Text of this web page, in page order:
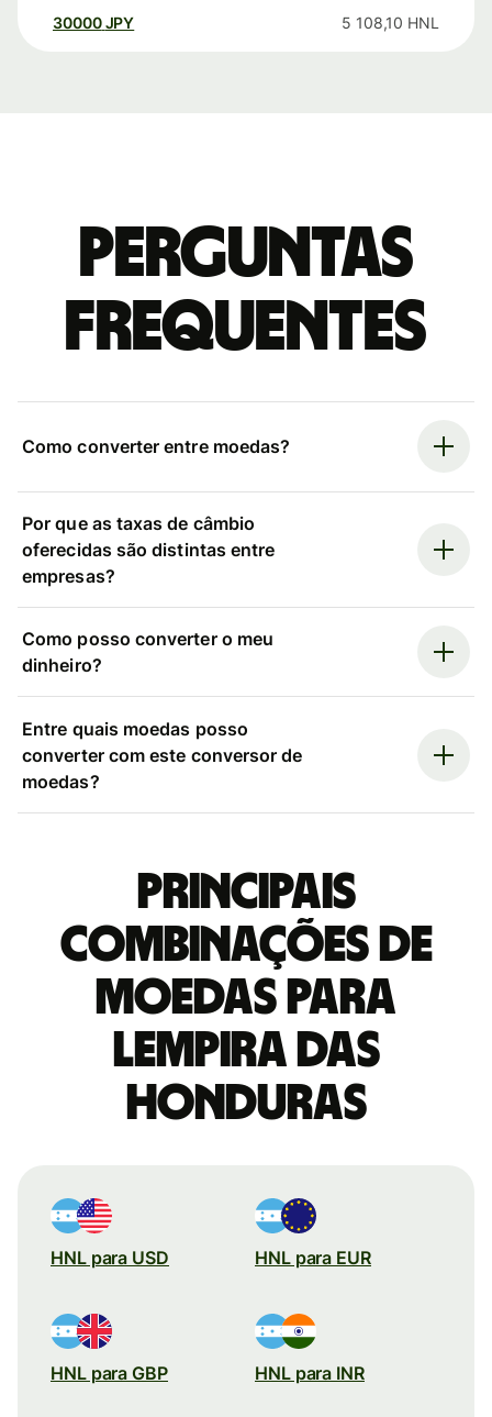
30000 JPY 5 108,10 HNL
Perguntas
frequentes
Como converter entre moedas?
Por que as taxas de câmbio
oferecidas são distintas entre
empresas?
Como posso converter o meu
dinheiro?
Entre quais moedas posso
converter com este conversor de
moedas?
Principais
combinações de
moedas para
Lempira das
Honduras
HNL para USD HNL para EUR
HNL para GBP HNL para INR